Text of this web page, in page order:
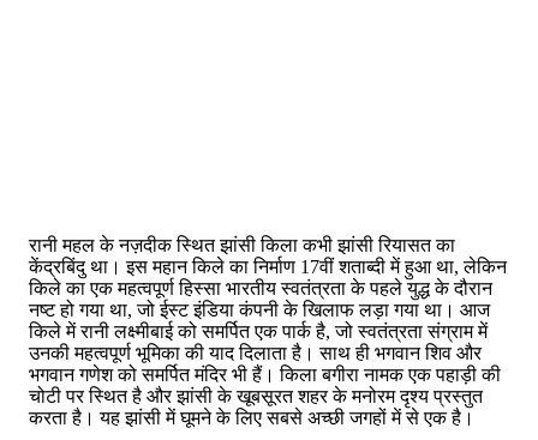
रानी महल के नज़दीक स्थित झांसी किला कभी झांसी रियासत का
केंद्रबिंदु था। इस महान किले का निर्माण 17वीं शताब्दी में हुआ था, लेकिन
किले का एक महत्वपूर्ण हिस्सा भारतीय स्वतंत्रता के पहले युद्ध के दौरान
नष्ट हो गया था, जो ईस्ट इंडिया कंपनी के खिलाफ लड़ा गया था। आज
किले में रानी लक्ष्मीबाई को समर्पित एक पार्क है, जो स्वतंत्रता संग्राम में
उनकी महत्वपूर्ण भूमिका की याद दिलाता है। साथ ही भगवान शिव और
भगवान गणेश को समर्पित मंदिर भी हैं। किला बगीरा नामक एक पहाड़ी की
चोटी पर स्थित है और झांसी के खूबसूरत शहर के मनोरम दृश्य प्रस्तुत
करता है। यह झांसी में घूमने के लिए सबसे अच्छी जगहों में से एक है।